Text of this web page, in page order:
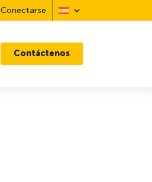
Conectarse
Contáctenos